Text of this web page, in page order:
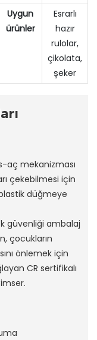
Uygun
ürünler
Esrarlı
hazır
rulolar,
çikolata,
şeker
aç mekanizması
çekebilmesi için
düğmeye
güvenliği ambalaj
çocukların
önlemek için
CR sertifikalı